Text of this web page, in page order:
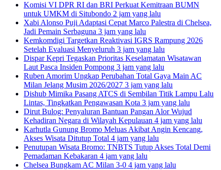
Komisi VI DPR RI dan BRI Perkuat Kemitraan BUMN
untuk UMKM di Situbondo 2 jam yang lalu
Xabi Alonso Puji Adaptasi Cepat Marco Palestra di Chelsea,
Jadi Pemain Serbaguna 3 jam yang lalu
Kemkomdigi Targetkan Reaktivasi IGRS Rampung 2026
Setelah Evaluasi Menyeluruh 3 jam yang lalu
Dispar Kepri Tegaskan Prioritas Keselamatan Wisatawan
Laut Pasca Insiden Pompong 3 jam yang lalu
Ruben Amorim Ungkap Perubahan Total Gaya Main AC
Milan Jelang Musim 2026/2027 3 jam yang lalu
Dishub Mimika Pasang ATCS di Sembilan Titik Lampu Lalu
Lintas, Tingkatkan Pengawasan Kota 3 jam yang lalu
Dirut Bulog: Penyaluran Bantuan Pangan Alor Wujud
Kehadiran Negara di Wilayah Kepulauan 4 jam yang lalu
Karhutla Gunung Bromo Meluas Akibat Angin Kencang,
Akses Wisata Ditutup Total 4 jam yang lalu
Penutupan Wisata Bromo: TNBTS Tutup Akses Total Demi
Pemadaman Kebakaran 4 jam yang lalu
Chelsea Bungkam AC Milan 3-0 4 jam yang lalu